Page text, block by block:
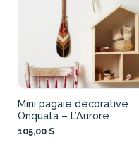
Mini pagaie décorative
Onquata – L’Aurore
105,00 $